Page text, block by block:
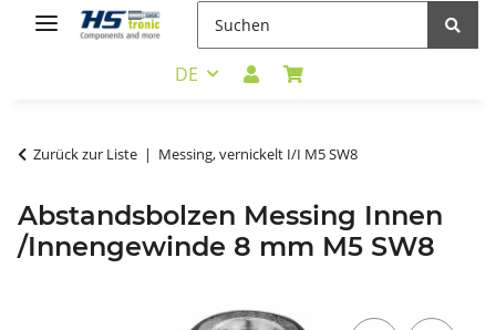
DE
Zurück zur Liste Messing, vernickelt I/I M5 SW8
Abstandsbolzen Messing Innen
/Innengewinde 8 mm M5 SW8